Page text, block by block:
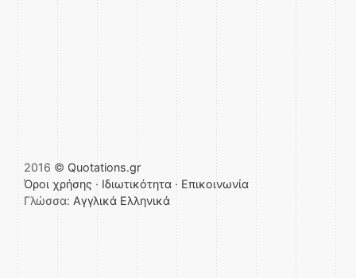
2016 © Quotations.gr
Όροι χρήσης · Ιδιωτικότητα · Επικοινωνία
Γλώσσα: Αγγλικά Ελληνικά